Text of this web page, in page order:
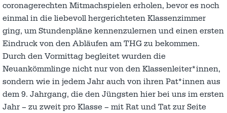
coronagerechten Mitmachspielen erholen, bevor es noch
einmal in die liebevoll hergerichteten Klassenzimmer
ging, um Stundenpläne kennenzulernen und einen ersten
Eindruck von den Abläufen am THG zu bekommen.
Durch den Vormittag begleitet wurden die
Neuankömmlinge nicht nur von den Klassenleiter*innen,
sondern wie in jedem Jahr auch von ihren Pat*innen aus
dem 9. Jahrgang, die den Jüngsten hier bei uns im ersten
Jahr – zu zweit pro Klasse – mit Rat und Tat zur Seite